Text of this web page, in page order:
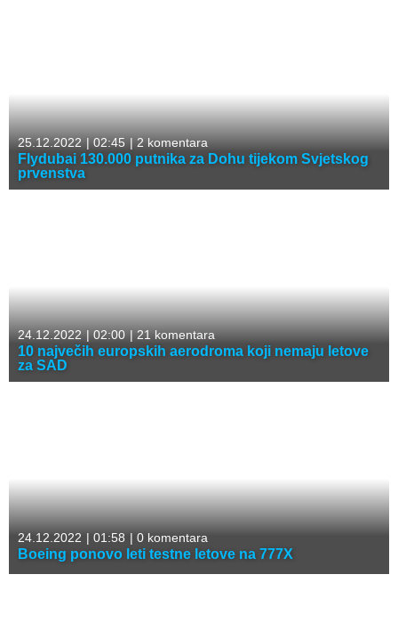
25.12.2022 |02:45 |2 komentara
Flydubai 130.000 putnika za Dohu tijekom Svjetskog
prvenstva
24.12.2022 |02:00 |21 komentara
10 največih europskih aerodroma koji nemaju letove
za SAD
24.12.2022 | 01:58 | 0 komentara
Boeing ponovo leti testne letove na 777X